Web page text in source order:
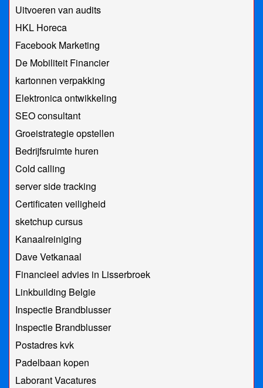
Uitvoeren van audits
HKL Horeca
Facebook Marketing
De Mobiliteit Financier
kartonnen verpakking
Elektronica ontwikkeling
SEO consultant
Groeistrategie opstellen
Bedrijfsruimte huren
Cold calling
server side tracking
Certificaten veiligheid
sketchup cursus
Kanaalreiniging
Dave Vetkanaal
Financieel advies in Lisserbroek
Linkbuilding Belgie
Inspectie Brandblusser
Inspectie Brandblusser
Postadres kvk
Padelbaan kopen
Laborant Vacatures